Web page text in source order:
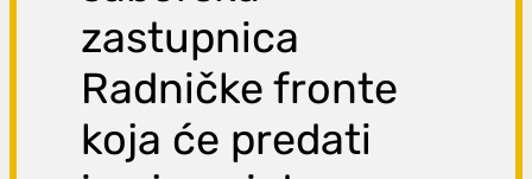
zastupnica
Radničke fronte
koja će predati